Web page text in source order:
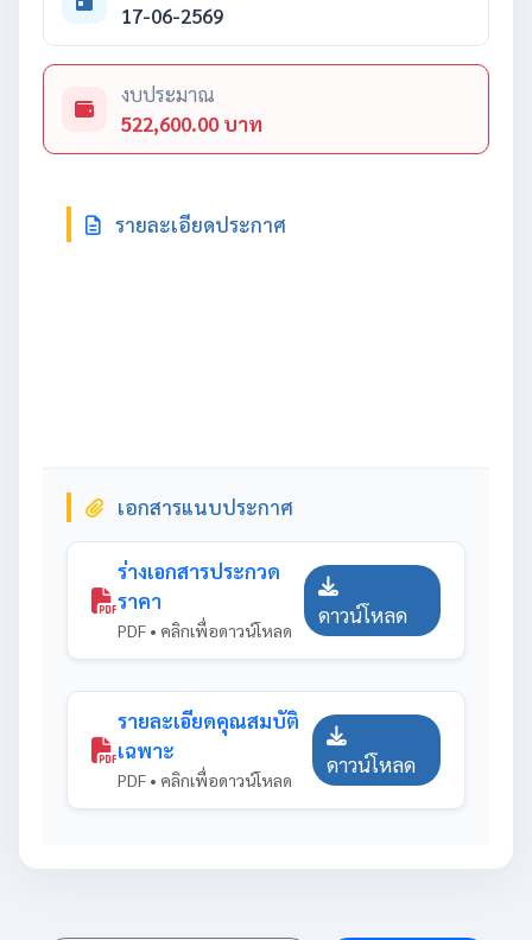
17-06-2569
งบประมาณ
522,600.00 บาท
รายละเอียดประกาศ
เอกสารแนบประกาศ
ร่างเอกสารประกวด
ราคา
PDF • คลิกเพื่อดาวน์โหลด
ดาวน์โหลด
รายละเอียดคุณสมบัติ
เฉพาะ
PDF • คลิกเพื่อดาวน์โหลด
ดาวน์โหลด